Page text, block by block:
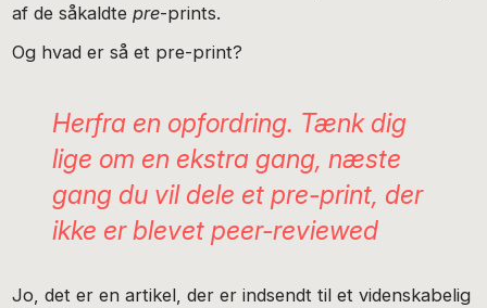
af de såkaldtepre-prints.
Og hvad er så et pre-print?
Herfra en opfordring. Tænk dig
lige om en ekstra gang, næste
gang du vil dele et pre-print, der
ikke er blevet peer-reviewed
Jo, det er en artikel, der er indsendt til et videnskabelig